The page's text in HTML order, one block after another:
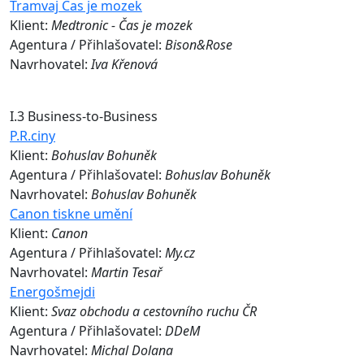
Tramvaj Čas je mozek
Klient: Medtronic - Čas je mozek
Agentura / Přihlašovatel: Bison&Rose
Navrhovatel:Iva Křenová
I.3 Business-to-Business
P.R.ciny
Klient: Bohuslav Bohuněk
Agentura / Přihlašovatel: Bohuslav Bohuněk
Navrhovatel: Bohuslav Bohuněk
Canon tiskne umění
Klient: Canon
Agentura / Přihlašovatel: My.cz
Navrhovatel: Martin Tesař
Energošmejdi
Klient: Svaz obchodu a cestovního ruchu ČR
Agentura / Přihlašovatel: DDeM
Navrhovatel: Michal Dolana